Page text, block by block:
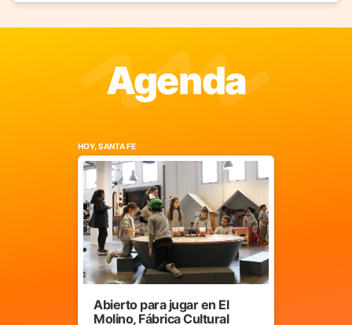
Agenda
HOY, SANTA FE
Abierto para jugar en El
Molino, Fábrica Cultural